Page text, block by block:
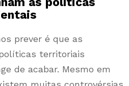
prever é que as
territoriais
de acabar. Mesmo em